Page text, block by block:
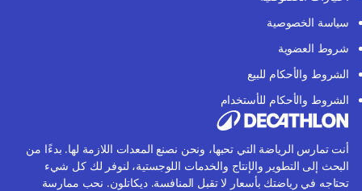
سياسة الخصوصية
شروط العضوية
الشروط والأحكام للبيع
الشروط والأحكام للأستخدام
أنت تمارس الرياضة التي تحبها، ونحن نصنع المعدات اللازمة لها. بدءًا من
البحث إلى التطوير والإنتاج والخدمات اللوجستية، لنوفر لك كل شيء
تحتاجه في رياضتك بأسعار لا تقبل المنافسة. ديكاتلون. نحب ممارسة